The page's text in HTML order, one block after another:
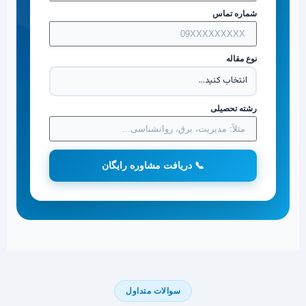
شماره تماس
نوع مقاله
رشته تحصیلی
📞 دریافت مشاوره رایگان
سوالات متداول